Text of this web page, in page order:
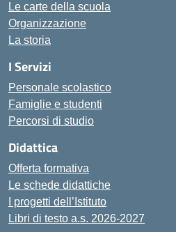
Le carte della scuola
Organizzazione
La storia
I Servizi
Personale scolastico
Famiglie e studenti
Percorsi di studio
Didattica
Offerta formativa
Le schede didattiche
I progetti dell’Istituto
Libri di testo a.s. 2026-2027